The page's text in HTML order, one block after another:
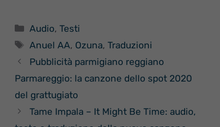
Categorie
Audio,Testi
Tag
Anuel AA, Ozuna,Traduzioni
Pubblicità parmigiano reggiano
Parmareggio: la canzone dello spot 2020
del grattugiato
Tame Impala – It Might Be Time: audio,